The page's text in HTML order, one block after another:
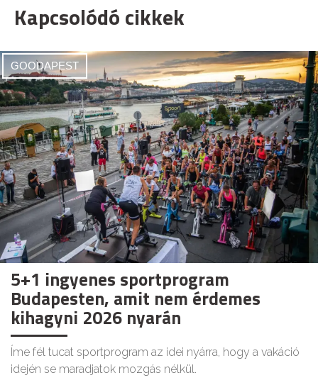
Kapcsolódó cikkek
GOODAPEST
5+1 ingyenes sportprogram
Budapesten, amit nem érdemes
kihagyni 2026 nyarán
Íme fél tucat sportprogram az idei nyárra, hogy a vakáció
idején se maradjatok mozgás nélkül.